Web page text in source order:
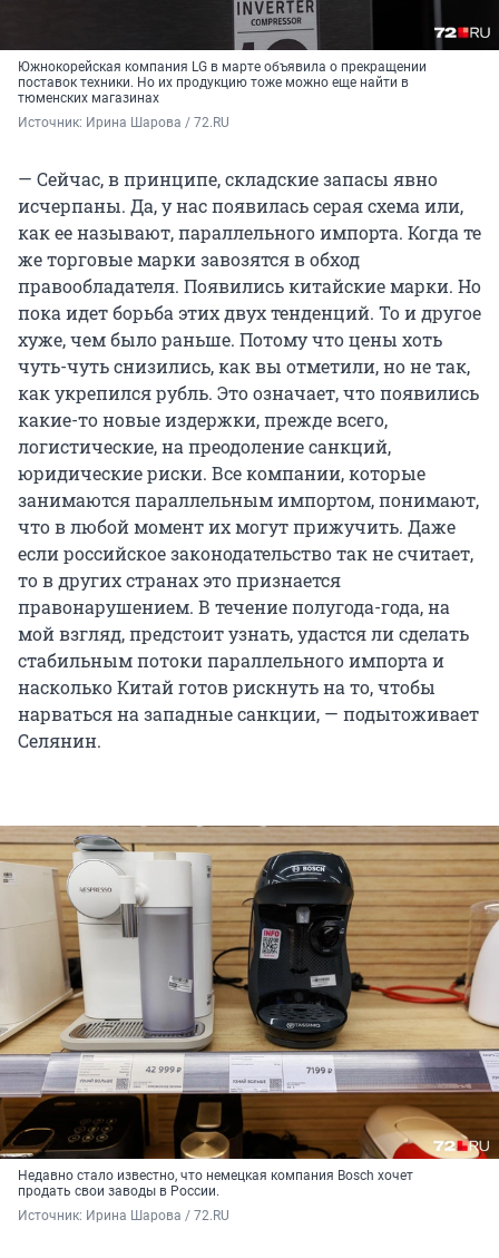
Южнокорейская компания LG в марте объявила о прекращении
поставок техники. Но их продукцию тоже можно еще найти в
тюменских магазинах
Источник: Ирина Шарова / 72.RU
— Сейчас, в принципе, складские запасы явно
исчерпаны. Да, у нас появилась серая схема или,
как ее называют, параллельного импорта. Когда те
же торговые марки завозятся в обход
правообладателя. Появились китайские марки. Но
пока идет борьба этих двух тенденций. То и другое
хуже, чем было раньше. Потому что цены хоть
чуть-чуть снизились, как вы отметили, но не так,
как укрепился рубль. Это означает, что появились
какие-то новые издержки, прежде всего,
логистические, на преодоление санкций,
юридические риски. Все компании, которые
занимаются параллельным импортом, понимают,
что в любой момент их могут прижучить. Даже
если российское законодательство так не считает,
то в других странах это признается
правонарушением. В течение полугода-года, на
мой взгляд, предстоит узнать, удастся ли сделать
стабильным потоки параллельного импорта и
насколько Китай готов рискнуть на то, чтобы
нарваться на западные санкции, — подытоживает
Селянин.
Недавно стало известно, что немецкая компания Bosch хочет
продать свои заводы в России.
Источник: Ирина Шарова / 72.RU